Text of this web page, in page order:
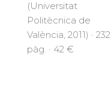
(Universitat
Politècnica de
València, 2011) · 232
pàg. · 42 €